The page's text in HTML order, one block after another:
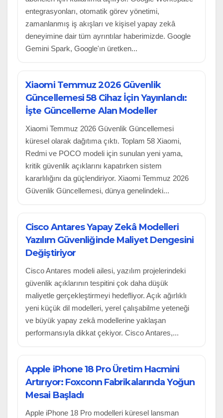
entegrasyonları, otomatik görev yönetimi,
zamanlanmış iş akışları ve kişisel yapay zekâ
deneyimine dair tüm ayrıntılar haberimizde. Google
Gemini Spark, Google'ın üretken...
Xiaomi Temmuz 2026 Güvenlik
Güncellemesi 58 Cihaz İçin Yayınlandı:
İşte Güncelleme Alan Modeller
Xiaomi Temmuz 2026 Güvenlik Güncellemesi
küresel olarak dağıtıma çıktı. Toplam 58 Xiaomi,
Redmi ve POCO modeli için sunulan yeni yama,
kritik güvenlik açıklarını kapatırken sistem
kararlılığını da güçlendiriyor. Xiaomi Temmuz 2026
Güvenlik Güncellemesi, dünya genelindeki...
Cisco Antares Yapay Zekâ Modelleri
Yazılım Güvenliğinde Maliyet Dengesini
Değiştiriyor
Cisco Antares modeli ailesi, yazılım projelerindeki
güvenlik açıklarının tespitini çok daha düşük
maliyetle gerçekleştirmeyi hedefliyor. Açık ağırlıklı
yeni küçük dil modelleri, yerel çalışabilme yeteneği
ve büyük yapay zekâ modellerine yaklaşan
performansıyla dikkat çekiyor. Cisco Antares,...
Apple iPhone 18 Pro Üretim Hacmini
Artırıyor: Foxconn Fabrikalarında Yoğun
Mesai Başladı
Apple iPhone 18 Pro modelleri küresel lansman